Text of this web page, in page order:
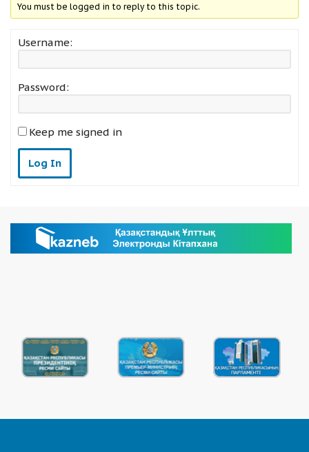
You must be logged in to reply to this topic.
Username:
Password:
Keep me signed in
Log In